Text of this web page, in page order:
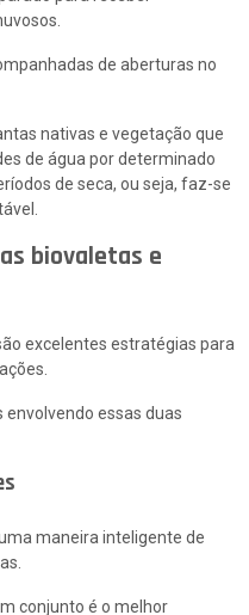
de aberturas no
nativas e vegetação que
de água por determinado
de seca, ou seja, faz-se
biovaletas e
excelentes estratégias para
essas duas
maneira inteligente de
conjunto é o melhor